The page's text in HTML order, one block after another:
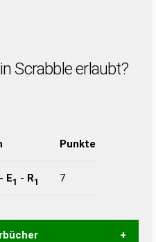
Scrabble erlaubt?
Punkte
- E1 - R1 7